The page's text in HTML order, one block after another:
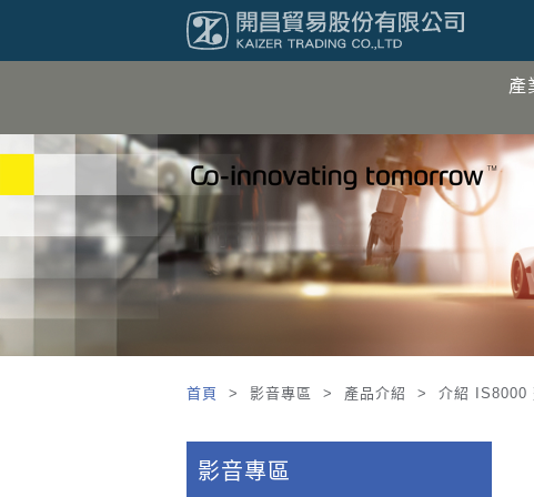
產
首頁 > 影音專區 > 產品介紹 > 介紹 IS8000
影音專區